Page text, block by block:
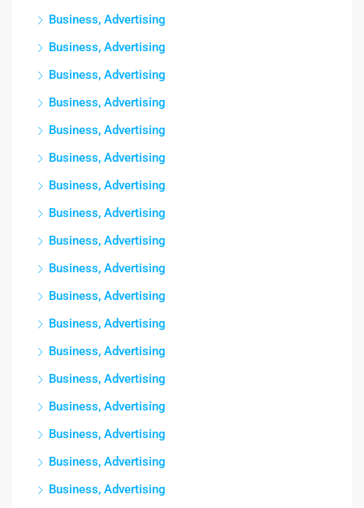
Business, Advertising
Business, Advertising
Business, Advertising
Business, Advertising
Business, Advertising
Business, Advertising
Business, Advertising
Business, Advertising
Business, Advertising
Business, Advertising
Business, Advertising
Business, Advertising
Business, Advertising
Business, Advertising
Business, Advertising
Business, Advertising
Business, Advertising
Business, Advertising